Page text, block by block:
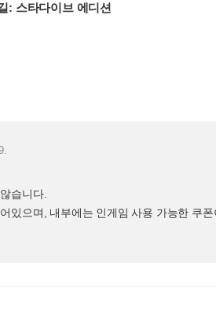
: 스타다이브 에디션
습니다.
있으며, 내부에는 인게임 사용 가능한 쿠폰